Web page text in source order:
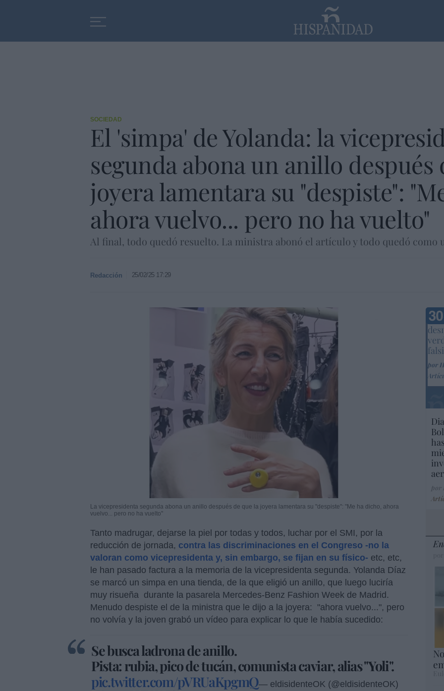
SOCIEDAD
El 'simpa' de Yolanda: la
segunda abona un anillo después
joyera lamentara su "despiste":
ahora vuelvo... pero no ha vuelto"
Al final, todo quedó resuelto. La ministra abonó el artículo y todo quedó como
Redacción 25/02/25 17:29
La vicepresidenta segunda abona un anillo después de que la joyera lamentara su "despiste": "Me ha dicho, ahora
vuelvo... pero no ha vuelto"
Tanto madrugar, dejarse la piel por todas y todos, luchar por el SMI, por la
reducción de jornada, contra las discriminaciones en el Congreso -no la
valoran como vicepresidenta y, sin embargo, se fijan en su físico- etc, etc,
le han pasado factura a la memoria de la vicepresidenta segunda. Yolanda Díaz
se marcó un simpa en una tienda, de la que eligió un anillo, que luego luciría
muy risueña durante la pasarela Mercedes-Benz Fashion Week de Madrid.
Menudo despiste el de la ministra que le dijo a la joyera: "ahora vuelvo...", pero
no volvía y la joven grabó un vídeo para explicar lo que le había sucedido:
Se busca ladrona de anillo.
Pista: rubia, pico de tucán, comunista caviar, alias "Yoli".
pic.twitter.com/pVRUaKpgmQ— eldisidenteOK (@eldisidenteOK)
por